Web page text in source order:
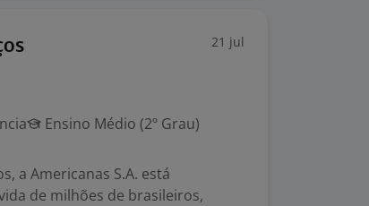
21 jul
Ensino Médio (2º Grau)
a Americanas S.A. está
de milhões de brasileiros,